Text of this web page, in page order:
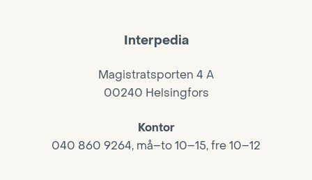
Interpedia
Magistratsporten 4 A
00240 Helsingfors
Kontor
040 860 9264, må–to 10–15, fre 10–12